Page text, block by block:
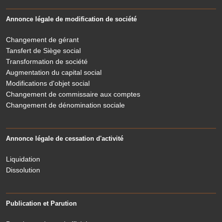
Annonce légale de modification de société
Changement de gérant
Tansfert de Siège social
Transformation de société
Augmentation du capital social
Modifications d'objet social
Changement de commissaire aux comptes
Changement de dénomination sociale
Annonce légale de cessation d'activité
Liquidation
Dissolution
Publication et Parution